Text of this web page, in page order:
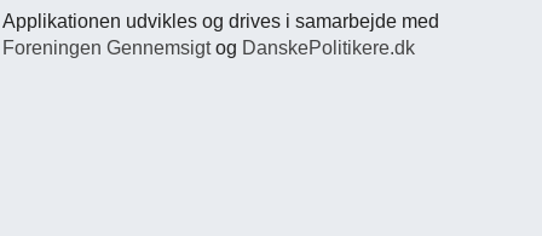
Applikationen udvikles og drives i samarbejde med
Foreningen Gennemsigtog DanskePolitikere.dk